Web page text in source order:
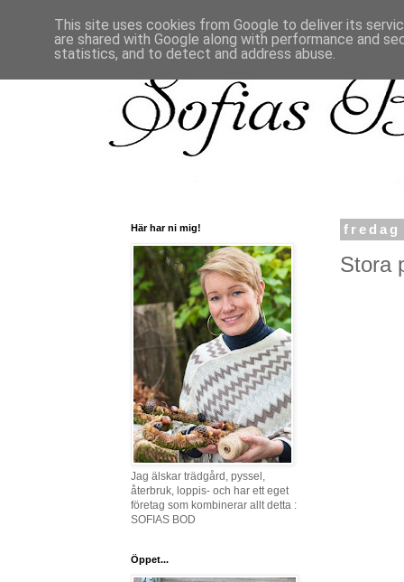
fredag
Stora
Här har ni mig!
Jag älskar trädgård, pyssel,
återbruk, loppis- och har ett eget
företag som kombinerar allt detta :
SOFIAS BOD
Öppet...
This site uses cookies from Google to deliver its
are shared with Google along with performance and
statistics, and to detect and address abuse.